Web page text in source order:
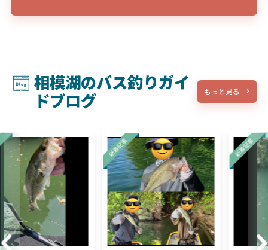
相模湖のバス釣りガイ
ドブログ
もっと見る